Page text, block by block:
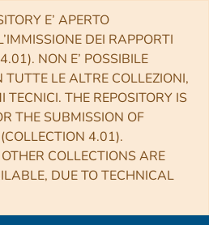
E’ APERTO
DEI RAPPORTI
NON E’ POSSIBILE
TUTTE LE ALTRE COLLEZIONI,
THE REPOSITORY IS
THE SUBMISSION OF
4.01).
COLLECTIONS ARE
DUE TO TECHNICAL